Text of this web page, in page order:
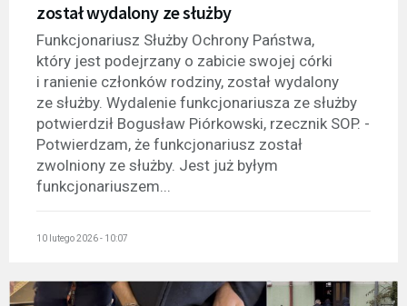
został wydalony ze służby
Funkcjonariusz Służby Ochrony Państwa,
który jest podejrzany o zabicie swojej córki
i ranienie członków rodziny, został wydalony
ze służby. Wydalenie funkcjonariusza ze służby
potwierdził Bogusław Piórkowski, rzecznik SOP. -
Potwierdzam, że funkcjonariusz został
zwolniony ze służby. Jest już byłym
funkcjonariuszem...
10 lutego 2026 - 10:07